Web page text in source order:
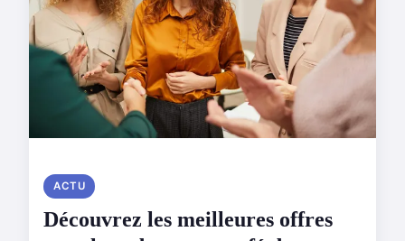
ACTU
Découvrez les meilleures offres